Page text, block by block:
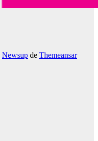
Newsup de Themeansar